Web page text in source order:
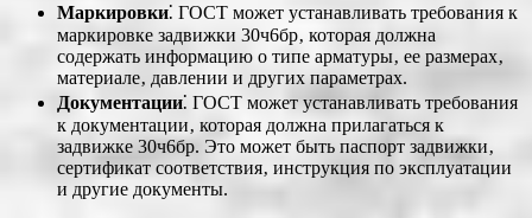
Маркировки⁚ ГОСТ может устанавливать требования к
маркировке задвижки 30ч6бр‚ которая должна
содержать информацию о типе арматуры‚ ее размерах‚
материале‚ давлении и других параметрах.
Документации⁚ ГОСТ может устанавливать требования
к документации‚ которая должна прилагаться к
задвижке 30ч6бр. Это может быть паспорт задвижки‚
сертификат соответствия‚ инструкция по эксплуатации
и другие документы.